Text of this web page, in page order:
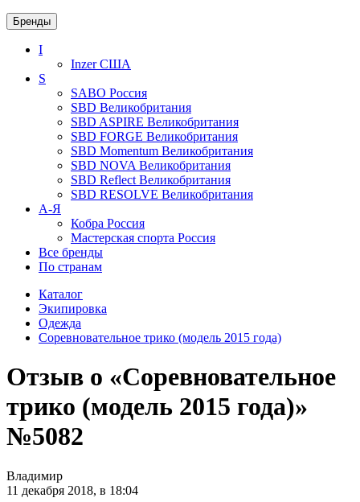
Бренды
I
InzerСША
S
SABO Россия
SBD Великобритания
SBD ASPIRE Великобритания
SBD FORGE Великобритания
SBD Momentum Великобритания
SBD NOVA Великобритания
SBD Reflect Великобритания
SBD RESOLVE Великобритания
А-Я
Кобра Россия
Мастерская спорта Россия
Все бренды
По странам
Каталог
Экипировка
Одежда
Соревновательное трико (модель 2015 года)
Отзыв о «Соревновательное
трико (модель 2015 года)»
№5082
Владимир
11 декабря 2018, в 18:04